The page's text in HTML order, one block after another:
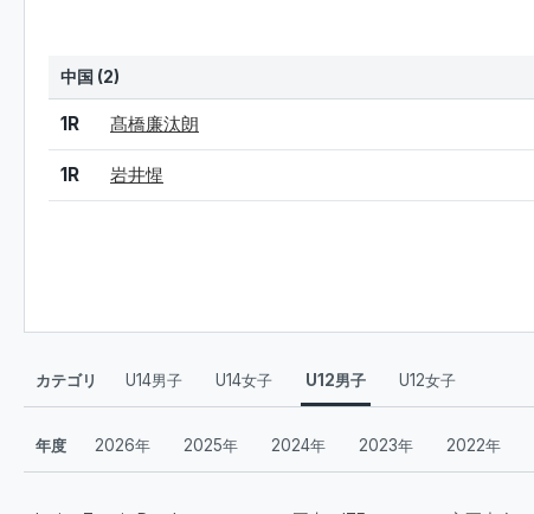
中国 (2)
結果 シード 選手名
1R 髙橋廉汰朗
1R 岩井惺
カテゴリ U14男子 U14女子 U12男子 U12女子
年度 2026年 2025年 2024年 2023年 2022年